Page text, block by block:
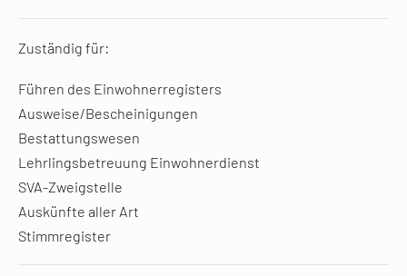
Zuständig für:
Führen des Einwohnerregisters
Ausweise/Bescheinigungen
Bestattungswesen
Lehrlingsbetreuung Einwohnerdienst
SVA-Zweigstelle
Auskünfte aller Art
Stimmregister